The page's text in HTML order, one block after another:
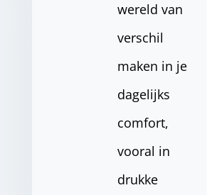
wereld van
verschil
maken in je
dagelijks
comfort,
vooral in
drukke